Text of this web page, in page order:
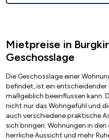
Mietpreise in
Geschosslage
Die Geschosslage einer
befindet, ist ein entscheidender
maßgeblich beeinflussen kann.
nicht nur das Wohngefühl und
auch verschiedene praktische
sich bringen. Wohnungen in
herrliche Aussicht und mehr